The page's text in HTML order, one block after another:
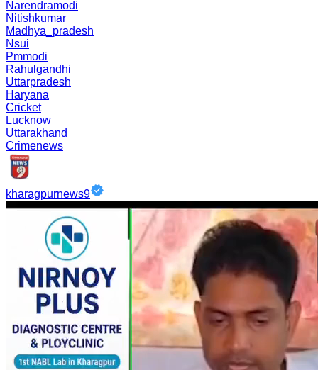
Narendramodi
Nitishkumar
Madhya_pradesh
Nsui
Pmmodi
Rahulgandhi
Uttarpradesh
Haryana
Cricket
Lucknow
Uttarakhand
Crimenews
kharagpurnews9